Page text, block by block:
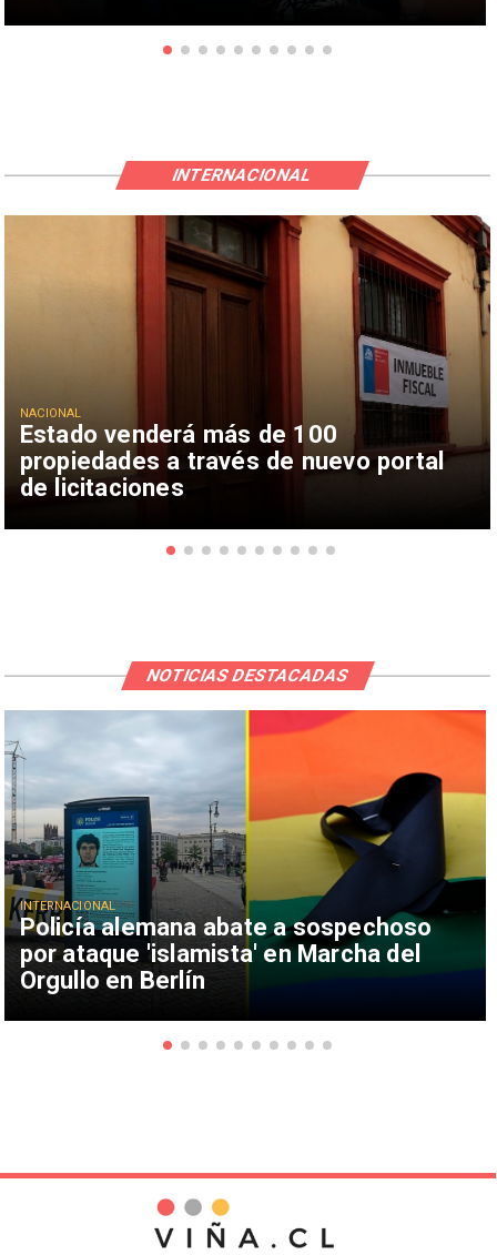
Estado venderá más de 100
propiedades a través de nuevo portal
de licitaciones
NACIONAL
INTERNACIONAL
Policía alemana abate a sospechoso
por ataque 'islamista' en Marcha del
Orgullo en Berlín
INTERNACIONAL
NOTICIAS DESTACADAS